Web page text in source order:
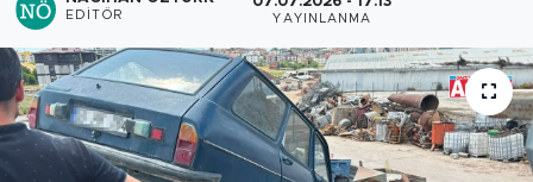
EDITÖR YAYINLANMA